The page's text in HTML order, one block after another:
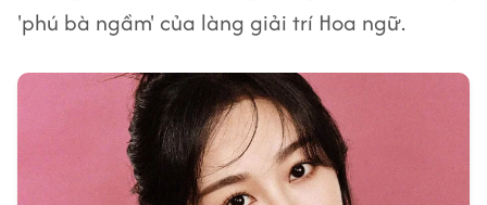
'phú bà ngầm' của làng giải trí Hoa ngữ.